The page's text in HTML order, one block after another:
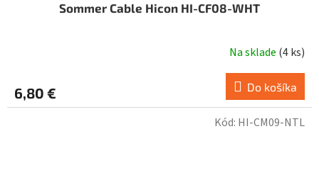
Sommer Cable Hicon HI-CF08-WHT
Na sklade (4 ks)
6,80 € Do košíka
Kód: HI-CM09-NTL